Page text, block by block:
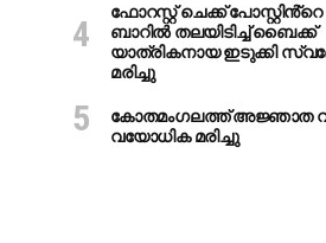
ഫോറസ്റ്റ് ചെക്ക്
ബാറില്‍ തലയിടിച്ച് ബൈക്ക്
യാത്രികനായ ഇടുക്കി
മരിച്ചു
കോതമംഗലത്ത് അജ്ഞാത
വയോധിക മരിച്ചു